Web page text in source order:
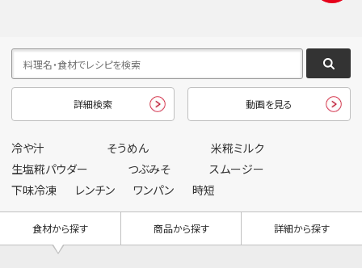
詳細検索 動画を見る
冷や汁 そうめん
米糀ミルク
生塩糀パウダー
つぶみそ
スムージー
下味冷凍
レンチン ワンパン 時短
食材から探す 商品から探す 詳細から探す